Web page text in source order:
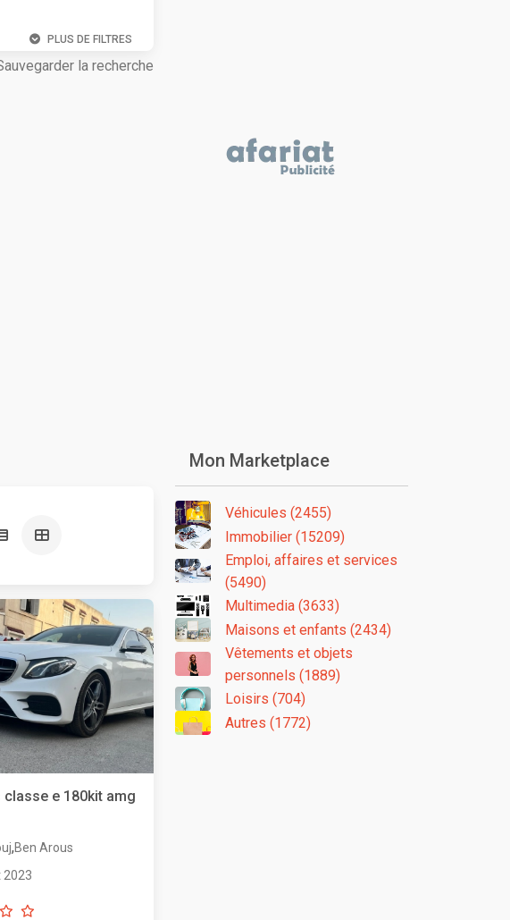
PLUS DE FILTRES
la recherche
classe e 180kit amg
,Ben Arous
2023
Mon Marketplace
Véhicules (2455)
Immobilier (15209)
Emploi, affaires et services
(5490)
Multimedia (3633)
Maisons et enfants (2434)
Vêtements et objets
personnels (1889)
Loisirs (704)
Autres (1772)